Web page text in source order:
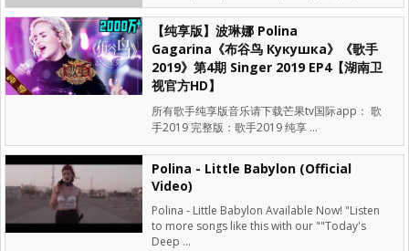
【纯享版】波琳娜 Polina
Gagarina《布谷鸟 Кукушка》《歌手
2019》第4期 Singer 2019 EP4【湖南卫
视官方HD】
所有歌手纯享版音乐请下载芒果tv国际app： 歌
手2019 完整版：歌手2019 纯享 ...
Polina - Little Babylon (Official
Video)
Polina - Little Babylon Available Now! "Listen
to more songs like this with our ""Today's
Deep ...